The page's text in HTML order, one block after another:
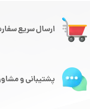
ارسال سریع
پشتیبانی و